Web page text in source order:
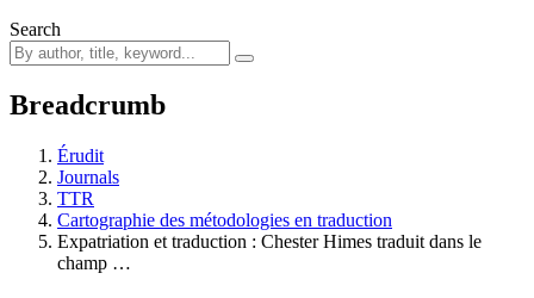
Search
Breadcrumb
Érudit
Journals
TTR
Cartographie des métodologies en traduction
Expatriation et traduction : Chester Himes traduit dans le
champ …